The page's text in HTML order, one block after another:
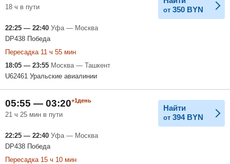
18 ч в пути от 350 BYN
22:25 — 22:40 Уфа — Москва
DP438 Победа
Пересадка 11 ч 55 мин
18:05 — 23:55 Москва — Ташкент
U62461 Уральские авиалинии
05:55 — 03:20+1день
21 ч 25 мин в пути
Найти
от 394 BYN
22:25 — 22:40 Уфа — Москва
DP438 Победа
Пересадка 15 ч 10 мин